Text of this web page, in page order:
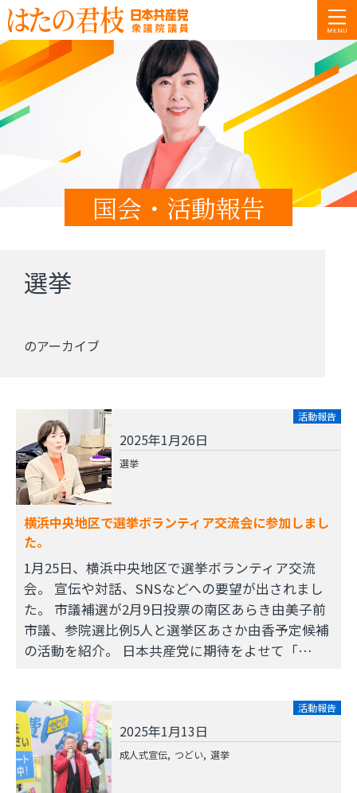
国会・活動報告
選挙
のアーカイブ
活動報告
2025年1月26日
選挙
横浜中央地区で選挙ボランティア交流会に参加しまし
た。
1月25日、横浜中央地区で選挙ボランティア交流
会。 宣伝や対話、SNSなどへの要望が出されまし
た。 市議補選が2月9日投票の南区あらき由美子前
市議、参院選比例5人と選挙区あさか由香予定候補
の活動を紹介。 日本共産党に期待をよせて「…
活動報告
2025年1月13日
成人式宣伝 つどい 選挙